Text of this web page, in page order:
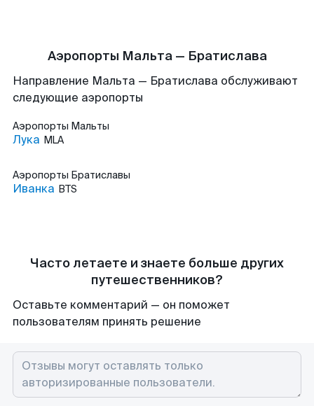
Аэропорты Мальта — Братислава
Направление Мальта — Братислава обслуживают
следующие аэропорты
Аэропорты Мальты
Лука MLA
Аэропорты Братиславы
Иванка BTS
Часто летаете и знаете больше других
путешественников?
Оставьте комментарий — он поможет
пользователям принять решение